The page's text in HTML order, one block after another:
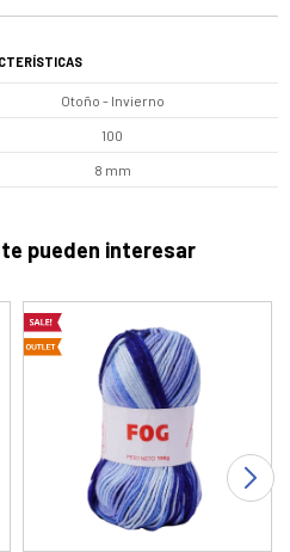
Otoño - Invierno
100
8 mm
pueden interesar